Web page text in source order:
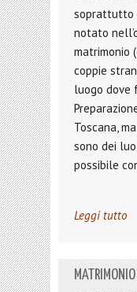
soprattutto
notato
matrimonio
coppie
luogo dove
Toscana,
sono dei
possibile
Leggi tutto